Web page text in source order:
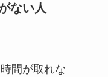
ない人
間が取れな